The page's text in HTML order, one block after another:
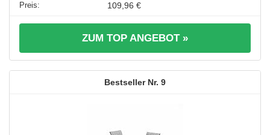
109,96 €
ZUM TOP ANGEBOT »
9